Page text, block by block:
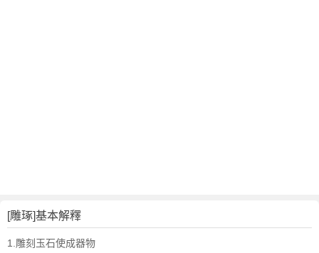
琢
的
[雕琢]基本解釋
1.雕刻玉石使成器物